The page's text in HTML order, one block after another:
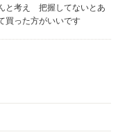
と考え 把握してないとあ
買った方がいいです